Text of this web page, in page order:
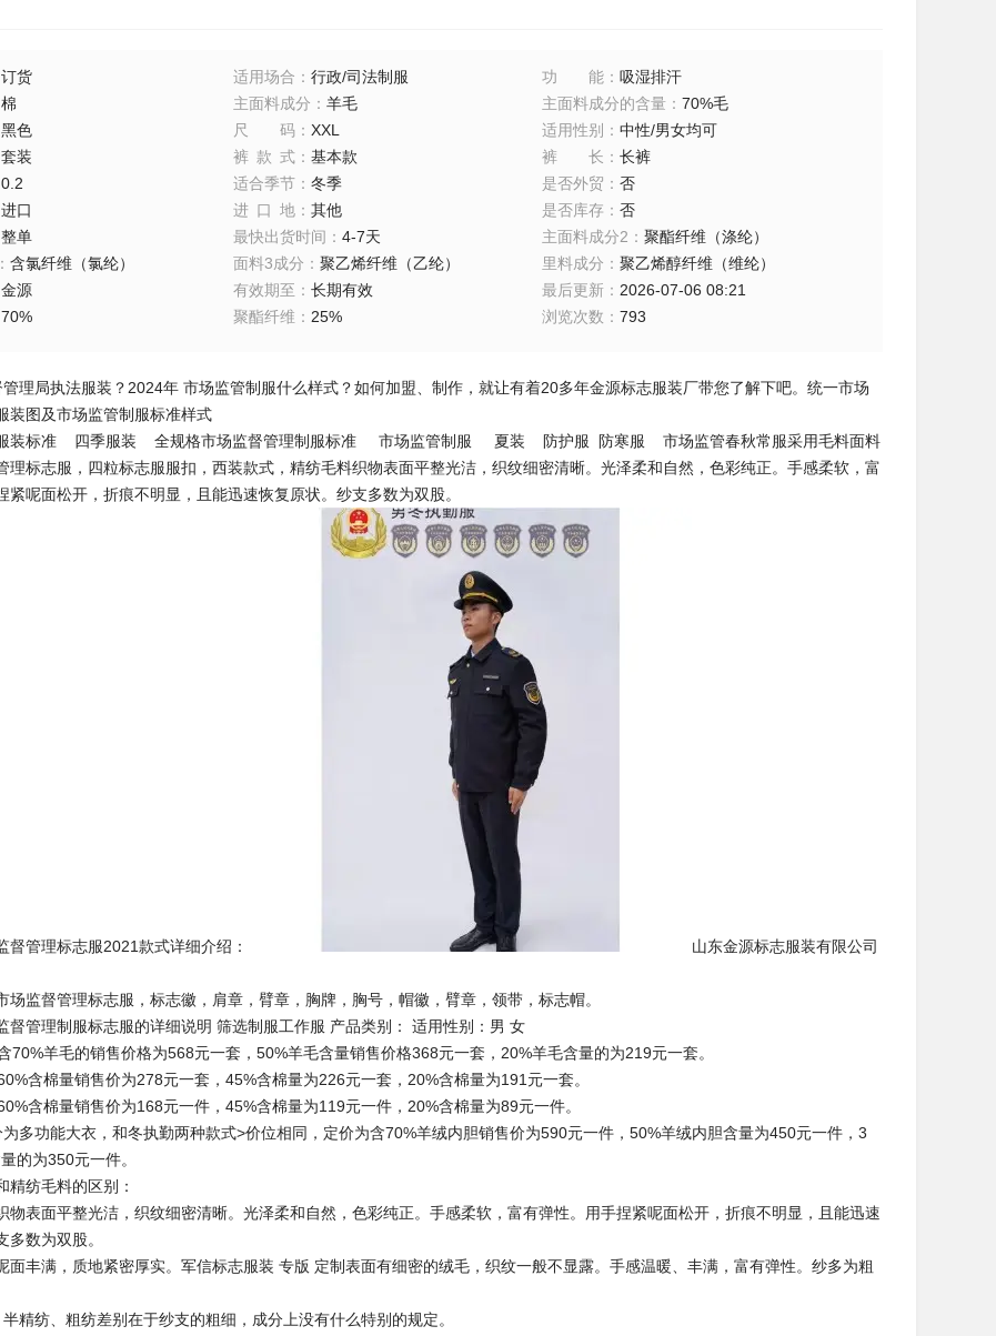
订货 适用场合 ： 行政/司法制服 功能 ：吸湿排汗
棉 主面料成分 ： 羊毛 主面料成分的含量 ：70%毛
黑色 尺码： XXL 适用性别 ：中性/男女均可
套装 裤款式： 基本款 裤长 ：长裤
0.2 适合季节： 冬季 是否外贸 ：否
进口 进口地： 其他 是否库存 ：否
整单 最快出货时间 ： 4-7天 主面料成分2 ：聚酯纤维（涤纶）
： 含氯纤维（氯纶） 面料3成分 ： 聚乙烯纤维（乙纶） 里料成分 ：聚乙烯醇纤维（维纶）
金源 有效期至 ： 长期有效 最后更新 ： 2026-07-06 08:21
70% 聚酯纤维 ： 25% 浏览次数 ：793
理局执法服装？2024年 市场监管制服什么样式？如何加盟、制作，就让有着20多年金源标志服装厂带您了解下吧。统一市场
装图及市场监管制服标准样式
标准 四季服装 全规格市场监督管理制服标准 市场监管制服 夏装 防护服 防寒服 市场监管春秋常服采用毛料面料
理标志服，四粒标志服服扣，西装款式，精纺毛料织物表面平整光洁，织纹细密清晰。光泽柔和自然，色彩纯正。手感柔软，富
紧呢面松开，折痕不明显，且能迅速恢复原状。纱支多数为双股。
管理标志服2021款式详细介绍：
山东金源标志服装有限公司
监督管理标志服，标志徽，肩章，臂章，胸牌，胸号，帽徽，臂章，领带，标志帽。
管理制服标志服的详细说明 筛选制服工作服 产品类别： 适用性别：男 女
羊毛的销售价格为568元一套，50%羊毛含量销售价格368元一套，20%羊毛含量的为219元一套。
含棉量销售价为278元一套，45%含棉量为226元一套，20%含棉量为191元一套。
含棉量销售价为168元一件，45%含棉量为119元一件，20%含棉量为89元一件。
功能大衣，和冬执勤两种款式>价位相同，定价为含70%羊绒内胆销售价为590元一件，50%羊绒内胆含量为450元一件，3
的为350元一件。
纺毛料的区别：
表面平整光洁，织纹细密清晰。光泽柔和自然，色彩纯正。手感柔软，富有弹性。用手捏紧呢面松开，折痕不明显，且能迅速
多数为双股。
丰满，质地紧密厚实。军信标志服装 专版 定制表面有细密的绒毛，织纹一般不显露。手感温暖、丰满，富有弹性。纱多为粗
纺、粗纺差别在于纱支的粗细，成分上没有什么特别的规定。